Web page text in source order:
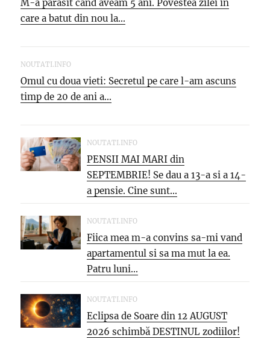
M-a parasit cand aveam 5 ani. Povestea zilei in
care a batut din nou la...
NOUTATI.INFO
Omul cu doua vieti: Secretul pe care l-am ascuns
timp de 20 de ani a...
NOUTATI.INFO
PENSII MAI MARI din
SEPTEMBRIE! Se dau a 13-a si a 14-
a pensie. Cine sunt...
NOUTATI.INFO
Fiica mea m-a convins sa-mi vand
apartamentul si sa ma mut la ea.
Patru luni...
NOUTATI.INFO
Eclipsa de Soare din 12 AUGUST
2026 schimbă DESTINUL zodiilor!